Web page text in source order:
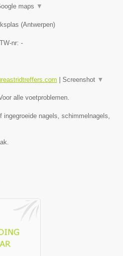
maps ▼
(Antwerpen)
nr: -
Screenshot ▼
alle voetproblemen.
ingegroeide nagels, schimmelnagels,